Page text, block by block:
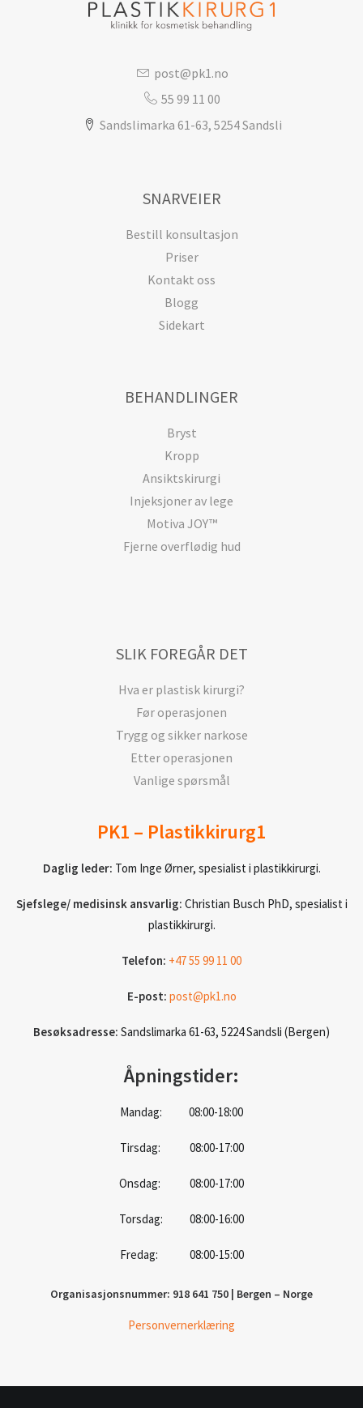
post@pk1.no
55 99 11 00
Sandslimarka 61-63, 5254 Sandsli
SNARVEIER
Bestill konsultasjon
Priser
Kontakt oss
Blogg
Sidekart
BEHANDLINGER
Bryst
Kropp
Ansiktskirurgi
Injeksjoner av lege
Motiva JOY™
Fjerne overflødig hud
SLIK FOREGÅR DET
Hva er plastisk kirurgi?
Før operasjonen
Trygg og sikker narkose
Etter operasjonen
Vanlige spørsmål
PK1 – Plastikkirurg1
Daglig leder: Tom Inge Ørner, spesialist i plastikkirurgi.
Sjefslege/ medisinsk ansvarlig: Christian Busch PhD, spesialist i
plastikkirurgi.
Telefon: +47 55 99 11 00
E-post: post@pk1.no
Besøksadresse: Sandslimarka 61-63, 5224 Sandsli (Bergen)
Åpningstider:
Mandag: 08:00-18:00
Tirsdag: 08:00-17:00
Onsdag: 08:00-17:00
Torsdag: 08:00-16:00
Fredag: 08:00-15:00
Organisasjonsnummer: 918 641 750 | Bergen – Norge
Personvernerklæring